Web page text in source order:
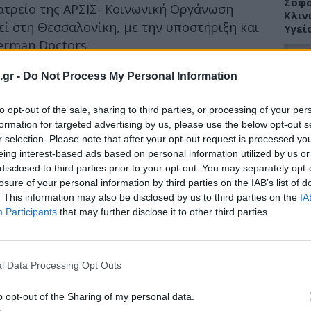
- Do Not Process My Personal Information
opt-out of the sale, sharing to third parties, or processing of your
for targeted advertising by us, please use the below opt-out
selection. Please note that after your opt-out request is processed
interest-based ads based on personal information utilized by us
to third parties prior to your opt-out. You may separately
of your personal information by third parties on the IAB’s list of
This information may also be disclosed by us to third parties on the
Participants that may further disclose it to other third parties.
Data Processing Opt Outs
opt-out of the Sharing of my personal data.
της ΑΡΣΙΣ- Κοινωνική Οργάνωση
στη Θεσσαλονίκη, με την υποστήριξη και
Doctors.
όλη τη διάρκεια του 2022, το Κοινωνικό
σε 2.742 πολίτες που ζουν στα όρια της
ετήσιο εισόδημα, άστεγους,
μετανάστες και πρόσφυγες,
έγιναν 5.191 ιατρικές επισκέψεις και
ενήλικους και οι 2.801 ανήλικους.
από τον Μάιο του 2022 με την
το επισκέφθηκαν 313
παιδιά και έγιναν συνολικά 719
410 ενήλικους και 309 ανήλικους.
Πώς